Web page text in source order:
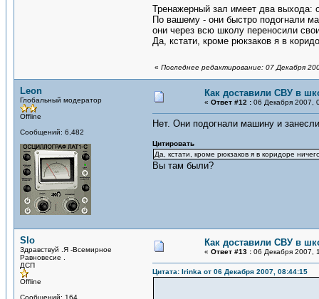
Тренажерный зал имеет два выхода:
По вашему - они быстро подогнали
они через всю школу переносили
Да, кстати, кроме рюкзаков я в
« Последнее редактирование: 07 Декабря
Leon
Глобальный модератор
Offline
Сообщений: 6,482
Как доставили СВУ в
« Ответ #12 : 06 Декабря 2007,
Нет. Они подогнали машину и
Цитировать
Да, кстати, кроме рюкзаков я в коридоре
Вы там были?
Slo
Здравствуй .Я -Всемирное
Равновесие .
ДСП
Offline
Сообщений: 164
Как доставили СВУ в
« Ответ #13 : 06 Декабря 2007,
Цитата: Irinka от 06 Декабря 2007, 08:44:15